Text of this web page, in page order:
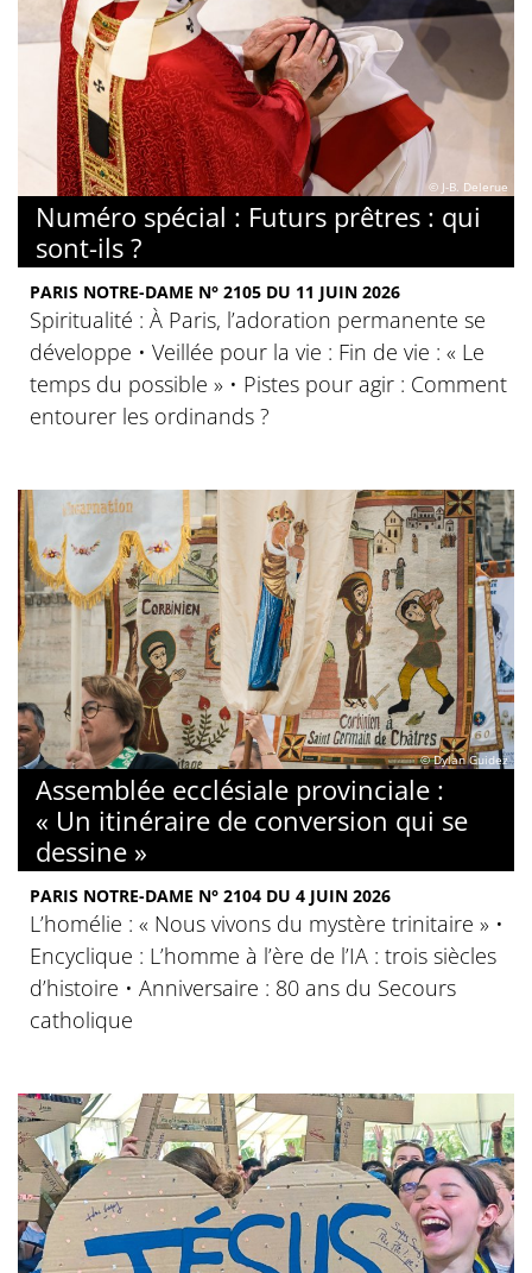
© J-B. Delerue
Numéro spécial : Futurs prêtres : qui
sont-ils ?
PARIS NOTRE-DAME N° 2105 DU 11 JUIN 2026
Spiritualité : À Paris, l’adoration permanente se
développe • Veillée pour la vie : Fin de vie : « Le
temps du possible » • Pistes pour agir : Comment
entourer les ordinands ?
© Dylan Guidez
Assemblée ecclésiale provinciale :
« Un itinéraire de conversion qui se
dessine »
PARIS NOTRE-DAME N° 2104 DU 4 JUIN 2026
L’homélie : « Nous vivons du mystère trinitaire » •
Encyclique : L’homme à l’ère de l’IA : trois siècles
d’histoire • Anniversaire : 80 ans du Secours
catholique